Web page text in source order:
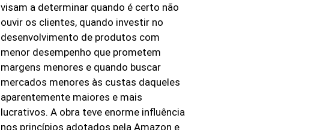
visam a determinar quando é certo não
ouvir os clientes, quando investir no
desenvolvimento de produtos com
menor desempenho que prometem
margens menores e quando buscar
mercados menores às custas daqueles
aparentemente maiores e mais
lucrativos. A obra teve enorme influência
nos princípios adotados pela Amazon e